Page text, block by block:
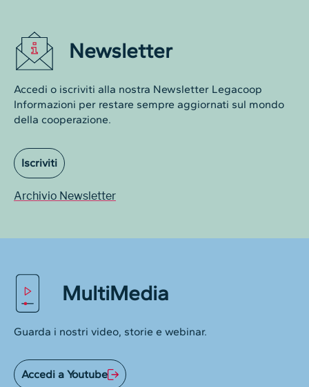
Newsletter
Accedi o iscriviti alla nostra Newsletter Legacoop
Informazioni per restare sempre aggiornati sul mondo
della cooperazione.
Iscriviti
Archivio Newsletter
MultiMedia
Guarda i nostri video, storie e webinar.
Accedi a Youtube